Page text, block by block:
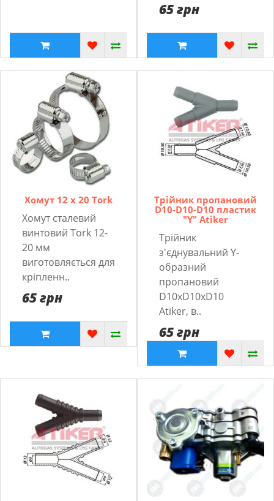
65 грн
Хомут 12 x 20 Tork
Хомут сталевий
винтовий Tork 12-
20 мм
виготовляється для
кріпленн..
65 грн
Трійник пропановий
D10-D10-D10 пластик
"Y" Atiker
Трійник
з'єднувальний Y-
образний
пропановий
D10xD10xD10
Atiker, в..
65 грн